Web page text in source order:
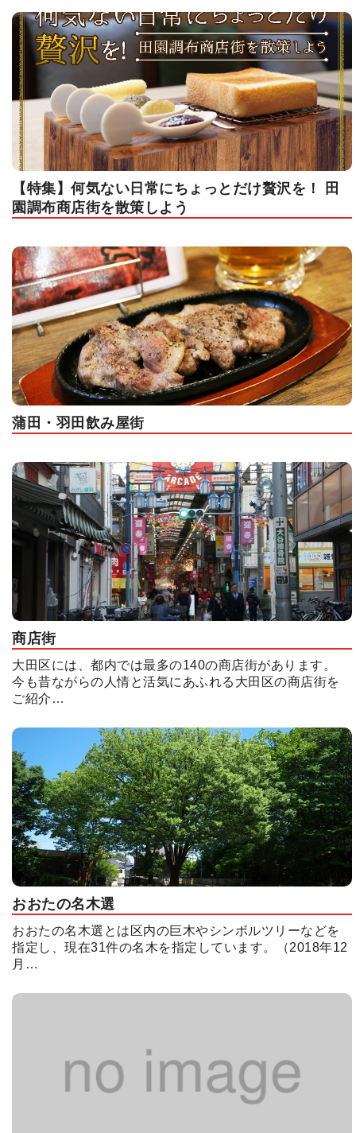
【特集】何気ない日常にちょっとだけ贅沢を！ 田
園調布商店街を散策しよう
蒲田・羽田飲み屋街
商店街
大田区には、都内では最多の140の商店街があります。
今も昔ながらの人情と活気にあふれる大田区の商店街を
ご紹介…
おおたの名木選
おおたの名木選とは区内の巨木やシンボルツリーなどを
指定し、現在31件の名木を指定しています。（2018年12
月…